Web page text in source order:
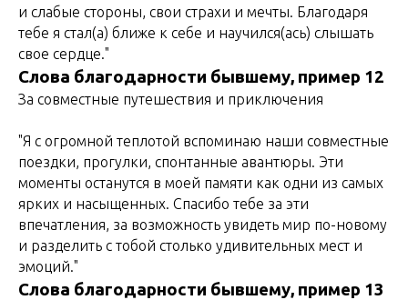
и слабые стороны, свои страхи и мечты. Благодаря
тебе я стал(а) ближе к себе и научился(ась) слышать
свое сердце."
Слова благодарности бывшему, пример 12
За совместные путешествия и приключения
"Я с огромной теплотой вспоминаю наши совместные
поездки, прогулки, спонтанные авантюры. Эти
моменты останутся в моей памяти как одни из самых
ярких и насыщенных. Спасибо тебе за эти
впечатления, за возможность увидеть мир по-новому
и разделить с тобой столько удивительных мест и
эмоций."
Слова благодарности бывшему, пример 13